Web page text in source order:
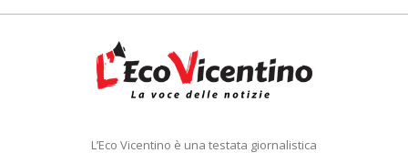
L’Eco Vicentino è una testata giornalistica